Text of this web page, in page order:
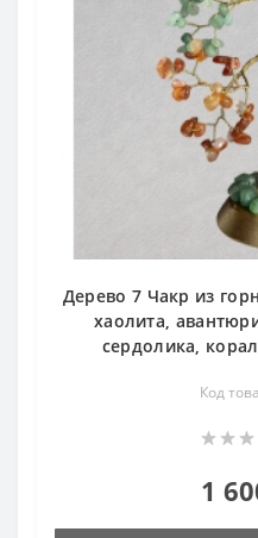
Дерево 7 Чакр из
хаолита,
сердолика,
Код
1